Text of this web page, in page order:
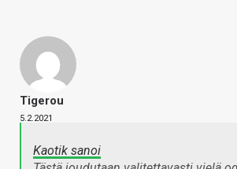
Tigerou
5.2.2021
Kaotik sanoi